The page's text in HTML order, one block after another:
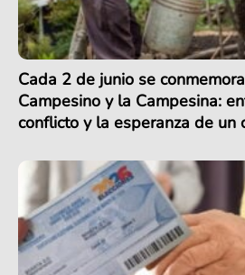
Cada 2 de junio se
Campesino y la Campesina:
conflicto y la esperanza de un